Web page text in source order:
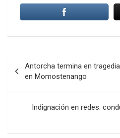
de
entradas
Antorcha termina en
en Momostenango
Indignación en redes: